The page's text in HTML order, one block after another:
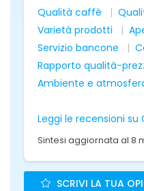
Qualità caffè
Varietà prodotti
Servizio bancone
Rapporto qualità-
Ambiente e
Leggi le recensioni su
Sintesi aggiornata al 8
SCRIVI LA TUA